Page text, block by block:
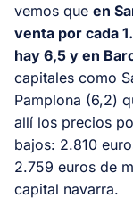
vemos que en
venta por cada
hay 6,5 y en
capitales como
Pamplona (6,2)
allí los precios
bajos: 2.810
2.759 euros de
capital navarra.